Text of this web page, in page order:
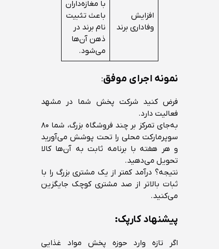
افزایش
وفاداری برند
با مغازه‌داران
باعث تثبیت
نام برند در
ذهن آن‌ها
می‌شود.
نمونه اجرای موفق:
فرض کنید شرکت پخش شما در مشهد
فعالیت دارد.
به‌جای تمرکز بر چند فروشگاه بزرگ، شما ۸۰
سوپرمارکت محلی را تحت پوشش می‌آورید
و هر هفته با برنامه ثابت به آن‌ها کالا
تحویل می‌دهید.
نتیجه؟ درآمد کمتر از یک مشتری بزرگ را با
ثبات بالاتر از صد مشتری کوچک جایگزین
می‌کنید.
پیشنهاد کارپک:
اگر تازه وارد حوزه پخش مواد غذایی